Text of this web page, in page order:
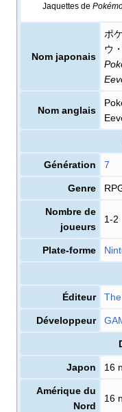
Jaquettes de
Nom japonais
ポ
ウ
Nom anglais
Génération 7
Genre
Nombre de
joueurs
1-2
Plate-forme
Éditeur
Développeur
Japon 16
Amérique du
Nord
16